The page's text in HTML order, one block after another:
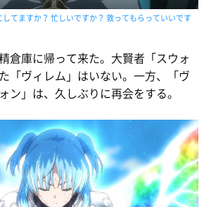
てますか？ 忙しいですか？ 救ってもらっていいです
倉庫に帰って来た。大賢者「スウォ
「ヴィレム」はいない。一方、「ヴ
ン」は、久しぶりに再会をする。